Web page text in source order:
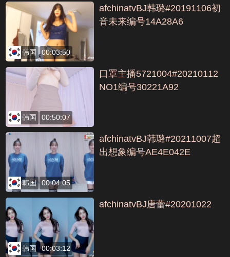
韩国 00:03:50
afchinatvBJ韩璐#20191106初
音未来编号14A28A6
韩国 00:50:07
口罩主播5721004#20210112
NO1编号30221A92
韩国 00:04:05
afchinatvBJ韩璐#20211007超
出想象编号AE4E042E
韩国 00:03:12
afchinatvBJ唐蕾#20201022